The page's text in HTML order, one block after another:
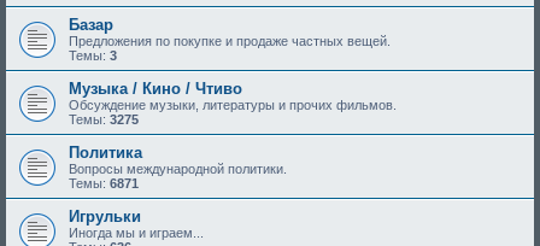
Базар
Предложения по покупке и продаже частных вещей.
Темы: 3
Музыка / Кино / Чтиво
Обсуждение музыки, литературы и прочих фильмов.
Темы: 3275
Политика
Вопросы международной политики.
Темы: 6871
Игрульки
Иногда мы и играем...